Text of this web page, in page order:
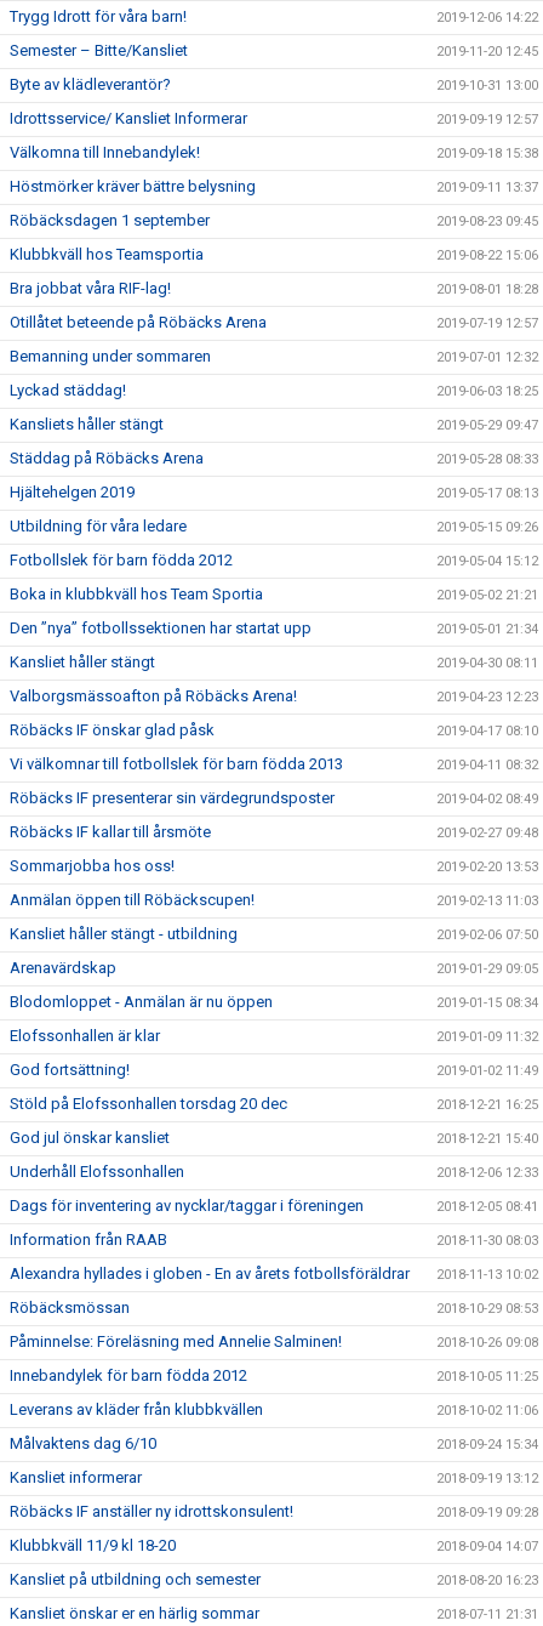
Trygg Idrott för våra barn! 2019-12-06 14:22
Semester – Bitte/Kansliet 2019-11-20 12:45
Byte av klädleverantör? 2019-10-31 13:00
Idrottsservice/ Kansliet Informerar 2019-09-19 12:57
Välkomna till Innebandylek! 2019-09-18 15:38
Höstmörker kräver bättre belysning 2019-09-11 13:37
Röbäcksdagen 1 september 2019-08-23 09:45
Klubbkväll hos Teamsportia 2019-08-22 15:06
Bra jobbat våra RIF-lag! 2019-08-01 18:28
Otillåtet beteende på Röbäcks Arena 2019-07-19 12:57
Bemanning under sommaren 2019-07-01 12:32
Lyckad städdag! 2019-06-03 18:25
Kansliets håller stängt 2019-05-29 09:47
Städdag på Röbäcks Arena 2019-05-28 08:33
Hjältehelgen 2019 2019-05-17 08:13
Utbildning för våra ledare 2019-05-15 09:26
Fotbollslek för barn födda 2012 2019-05-04 15:12
Boka in klubbkväll hos Team Sportia 2019-05-02 21:21
Den ”nya” fotbollssektionen har startat upp 2019-05-01 21:34
Kansliet håller stängt 2019-04-30 08:11
Valborgsmässoafton på Röbäcks Arena! 2019-04-23 12:23
Röbäcks IF önskar glad påsk 2019-04-17 08:10
Vi välkomnar till fotbollslek för barn födda 2013 2019-04-11 08:32
Röbäcks IF presenterar sin värdegrundsposter 2019-04-02 08:49
Röbäcks IF kallar till årsmöte 2019-02-27 09:48
Sommarjobba hos oss! 2019-02-20 13:53
Anmälan öppen till Röbäckscupen! 2019-02-13 11:03
Kansliet håller stängt - utbildning 2019-02-06 07:50
Arenavärdskap 2019-01-29 09:05
Blodomloppet - Anmälan är nu öppen 2019-01-15 08:34
Elofssonhallen är klar 2019-01-09 11:32
God fortsättning! 2019-01-02 11:49
Stöld på Elofssonhallen torsdag 20 dec 2018-12-21 16:25
God jul önskar kansliet 2018-12-21 15:40
Underhåll Elofssonhallen 2018-12-06 12:33
Dags för inventering av nycklar/taggar i föreningen 2018-12-05 08:41
Information från RAAB 2018-11-30 08:03
Alexandra hyllades i globen - En av årets fotbollsföräldrar 2018-11-13 10:02
Röbäcksmössan 2018-10-29 08:53
Påminnelse: Föreläsning med Annelie Salminen! 2018-10-26 09:08
Innebandylek för barn födda 2012 2018-10-05 11:25
Leverans av kläder från klubbkvällen 2018-10-02 11:06
Målvaktens dag 6/10 2018-09-24 15:34
Kansliet informerar 2018-09-19 13:12
Röbäcks IF anställer ny idrottskonsulent! 2018-09-19 09:28
Klubbkväll 11/9 kl 18-20 2018-09-04 14:07
Kansliet på utbildning och semester 2018-08-20 16:23
Kansliet önskar er en härlig sommar 2018-07-11 21:31